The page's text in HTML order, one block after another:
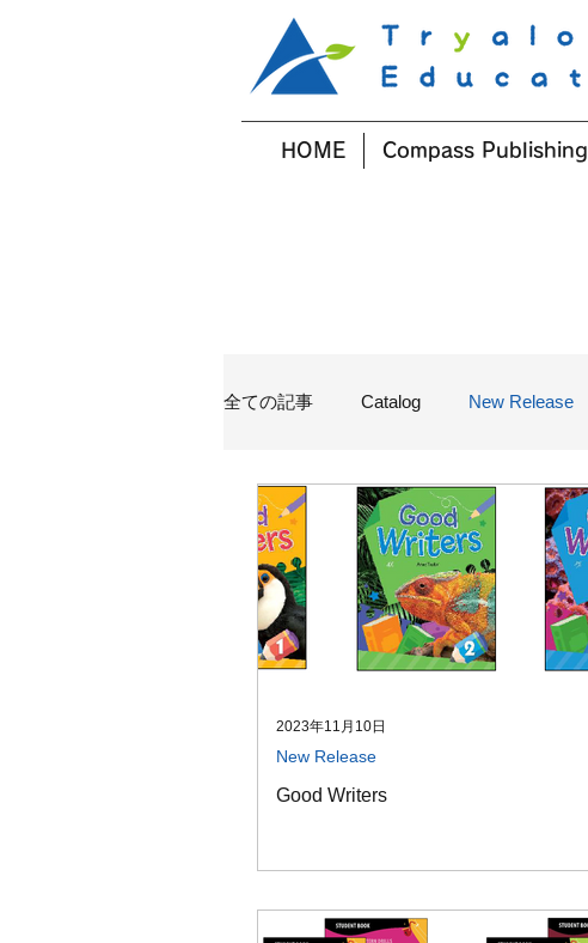
HOME Compass Publishing
全ての記事 Catalog New Release
Good Writers
New Release
2023年11月10日